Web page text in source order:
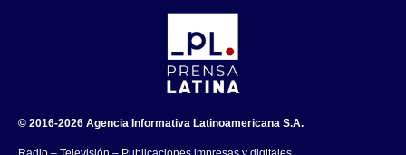
© 2016-2026 Agencia Informativa Latinoamericana S.A.